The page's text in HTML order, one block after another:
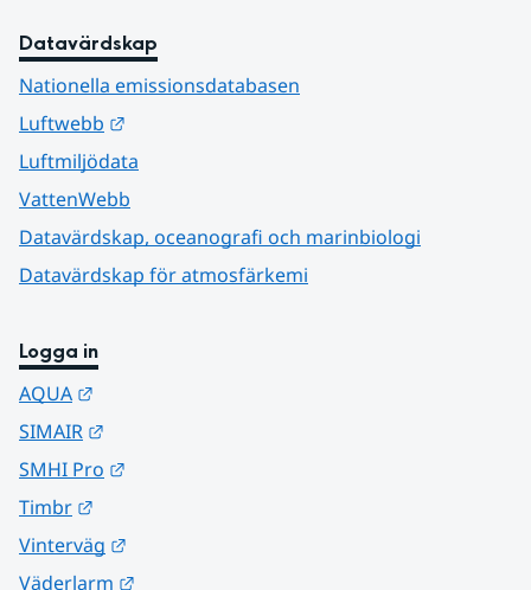
Datavärdskap
Nationella emissionsdatabasen
Luftwebb
Luftmiljödata
VattenWebb
Datavärdskap, oceanografi och marinbiologi
Datavärdskap för atmosfärkemi
Logga in
AQUA
SIMAIR
SMHI Pro
Timbr
Vinterväg
Väderlarm